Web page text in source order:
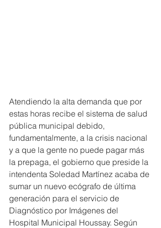
Atendiendo la alta demanda que por
estas horas recibe el sistema de salud
pública municipal debido,
fundamentalmente, a la crisis nacional
y a que la gente no puede pagar más
la prepaga, el gobierno que preside la
intendenta Soledad Martínez acaba de
sumar un nuevo ecógrafo de última
generación para el servicio de
Diagnóstico por Imágenes del
Hospital Municipal Houssay. Según